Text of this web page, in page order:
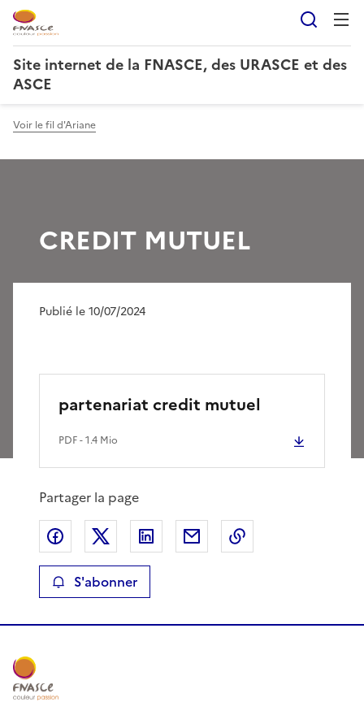
Site internet de la FNASCE, des URASCE et des
ASCE
Voir le fil d'Ariane
CREDIT MUTUEL
Publié le 10/07/2024
partenariat credit mutuel
PDF- 1.4 Mio
Partager la page
Partager sur Facebook
Partager sur XPartager sur LinkedIn
Partager par email
S'abonner